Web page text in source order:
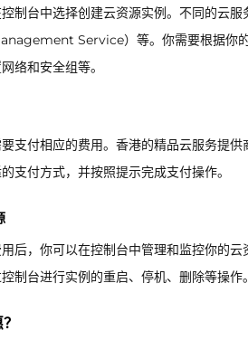
制台中选择创建云资源实例。不同的
Service）等。你需要根据你
络和安全组等。
支付相应的费用。香港的精品云服务提
支付方式，并按照提示完成支付操作。
后，你可以在控制台中管理和监控你的
制台进行实例的重启、停机、删除等操作。